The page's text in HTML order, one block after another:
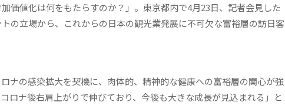
価値化は何をもたらすのか？」。東京都内で4月23日、記者会見した
の立場から、これからの日本の観光業発展に不可欠な富裕層の訪日客
ナの感染拡大を契機に、肉体的、精神的な健康への富裕層の関心が強
ロナ後右肩上がりで伸びており、今後も大きな成長が見込まれる」と